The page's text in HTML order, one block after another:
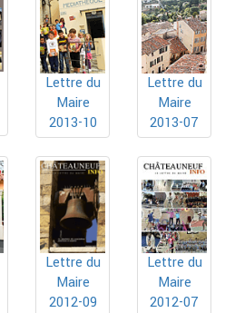
Lettre du
Maire
2013-10
Lettre du
Maire
2013-07
Lettre du
Maire
2012-09
Lettre du
Maire
2012-07